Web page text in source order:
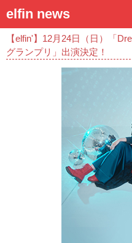
elfin news
【elfin'】12月24日（日）「
グランプリ」出演決定！